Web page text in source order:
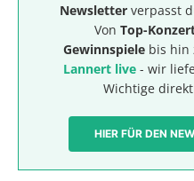
Newsletterverpasst
Von Top-
Gewinnspiele bis hin
Lannert live- wir
Wichtige
HIER FÜR DEN